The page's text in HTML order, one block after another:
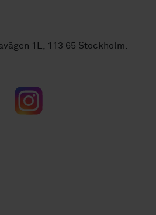
1E, 113 65 Stockholm.
Instagram